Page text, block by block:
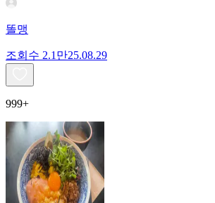
똘맹
조회수 2.1만25.08.29
999+